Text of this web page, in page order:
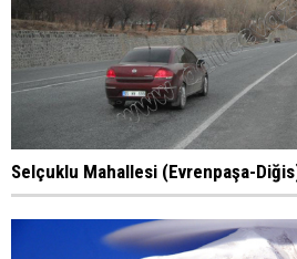
Selçuklu Mahallesi (Evrenpaşa-